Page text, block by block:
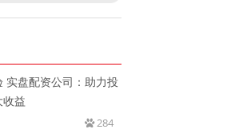
实盘配资公司：助力投
收益
284